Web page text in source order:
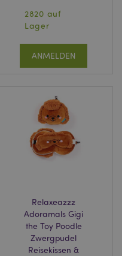
2820 auf
Lager
ANMELDEN
Relaxeazzz
Adoramals Gigi
the Toy Poodle
Zwergpudel
Reisekissen &